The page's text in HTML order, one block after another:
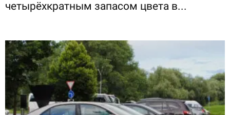
четырёхкратным запасом цвета в...